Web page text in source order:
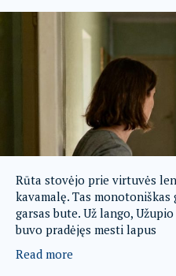
Rūta stovėjo prie virtuvės
kavamalę. Tas
garsas bute. Už lango,
buvo pradėjęs mesti lapus
Read more